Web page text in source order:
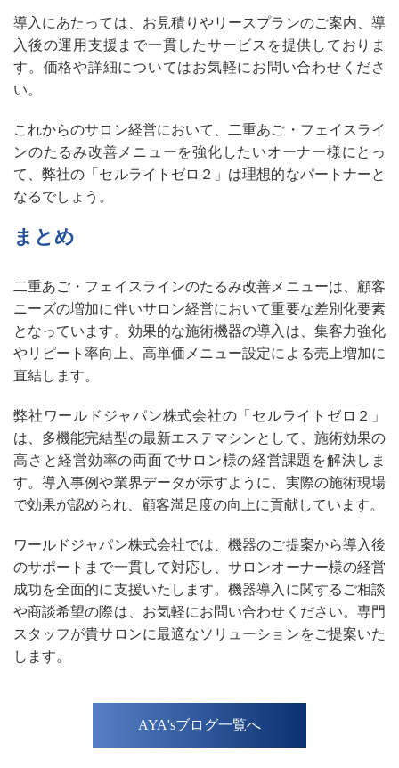
導入にあたっては、お見積りやリースプランのご案内、導
入後の運用支援まで一貫したサービスを提供しておりま
す。価格や詳細についてはお気軽にお問い合わせくださ
い。
これからのサロン経営において、二重あご・フェイスライ
ンのたるみ改善メニューを強化したいオーナー様にとっ
て、弊社の「セルライトゼロ２」は理想的なパートナーと
なるでしょう。
まとめ
二重あご・フェイスラインのたるみ改善メニューは、顧客
ニーズの増加に伴いサロン経営において重要な差別化要素
となっています。効果的な施術機器の導入は、集客力強化
やリピート率向上、高単価メニュー設定による売上増加に
直結します。
弊社ワールドジャパン株式会社の「セルライトゼロ２」
は、多機能完結型の最新エステマシンとして、施術効果の
高さと経営効率の両面でサロン様の経営課題を解決しま
す。導入事例や業界データが示すように、実際の施術現場
で効果が認められ、顧客満足度の向上に貢献しています。
ワールドジャパン株式会社では、機器のご提案から導入後
のサポートまで一貫して対応し、サロンオーナー様の経営
成功を全面的に支援いたします。機器導入に関するご相談
や商談希望の際は、お気軽にお問い合わせください。専門
スタッフが貴サロンに最適なソリューションをご提案いた
します。
AYA'sブログ一覧へ